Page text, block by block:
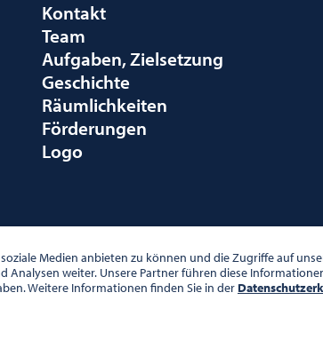
Kontakt
Team
Aufgaben, Zielsetzung
Geschichte
Räumlichkeiten
Förderungen
Logo
Medien anbieten zu können und die Zugriffe auf
weiter. Unsere Partner führen diese
Weitere Informationen finden Sie in der